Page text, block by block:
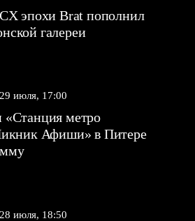
эпохи Brat пополнил
галереи
29 июля, 17:00
метро
Афиши» в Питере
28 июля, 18:50